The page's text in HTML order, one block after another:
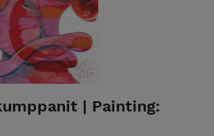
Arts exhibition at Galleria Herné
of 2025. • Unframed but
are included in the price.
if you would prefer to
| Painting: